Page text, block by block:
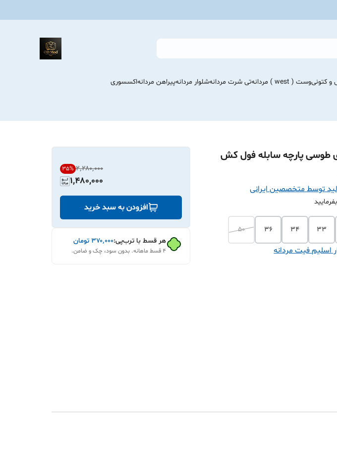
کتونیوست ( west ) مردانه تی شرت مردانهشلوار مردانهپیراهن مردانهاکسسوری
طوسی پارچه سابله فول کش
توسط متخصصین ایرانی
33
34
36
50
اسلیم فیت مردانه
۲٬۲۸۰٬۰۰۰ 35%
1,480,000
افزودن به سبد خرید
هر قسط با ترب‌پی:۳۷۰٬۰۰۰ تومان
۴ قسط ماهانه. بدون سود، چک و ضامن.